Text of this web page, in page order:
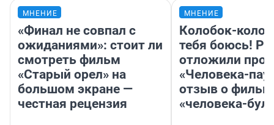
МНЕНИЕ
«Финал не совпал с
ожиданиями»: стоит ли
смотреть фильм
«Старый орел» на
большом экране —
честная рецензия
МНЕНИЕ
Колобок-
тебя боюсь!
отложили
«Человека-
отзыв о
«человека-